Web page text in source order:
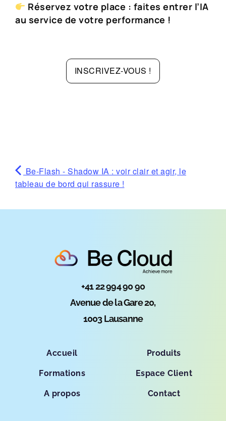
Réservez votre place : faites entrer l’IA
au service de votre performance !
INSCRIVEZ-VOUS !
Be-Flash - Shadow IA : voir clair et agir, le
tableau de bord qui rassure !
+41 22 994 90 90
Avenue de la Gare 20,
1003 Lausanne
Accueil
Formations
A propos
Produits
Espace Client
Contact